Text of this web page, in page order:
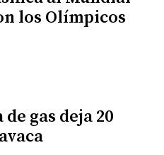
los Olímpicos
gas deja 20